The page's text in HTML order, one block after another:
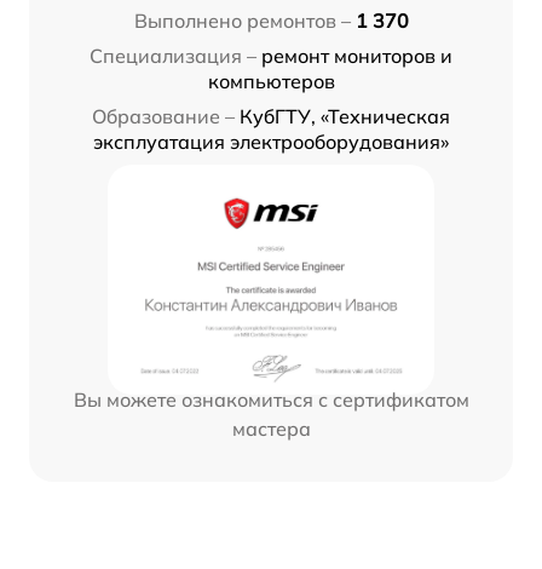
Выполнено ремонтов – 1 370
Специализация – ремонт мониторов и
компьютеров
Образование – КубГТУ, «Техническая
эксплуатация электрооборудования»
Вы можете ознакомиться с сертификатом
мастера